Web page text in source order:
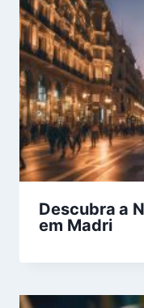
Descubra a
em Madri